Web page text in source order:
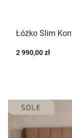
Łóżko Slim
2 990,00 zł